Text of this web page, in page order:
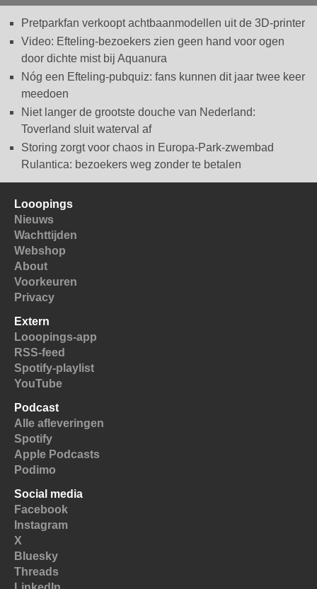
Pretparkfan verkoopt achtbaanmodellen uit de 3D-printer
Video: Efteling-bezoekers zien geen hand voor ogen
door dichte mist bij Aquanura
Nóg een Efteling-pubquiz: fans kunnen dit jaar twee keer
meedoen
Niet langer de grootste douche van Nederland:
Toverland sluit waterval af
Storing zorgt voor chaos in Europa-Park-zwembad
Rulantica: bezoekers weg zonder te betalen
Looopings
Nieuws
Wachttijden
Webshop
About
Voorkeuren
Privacy
Extern
Looopings-app
RSS-feed
Spotify-playlist
YouTube
Podcast
Alle afleveringen
Spotify
Apple Podcasts
Podimo
Social media
Facebook
Instagram
X
Bluesky
Threads